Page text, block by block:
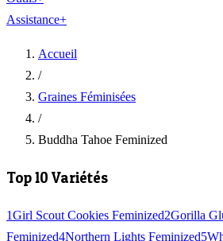
Assistance+
Accueil
/
Graines Féminisées
/
Buddha Tahoe Feminized
Top 10 Variétés
1Girl Scout Cookies Feminized2Gorilla
Feminized4Northern Lights Feminized5